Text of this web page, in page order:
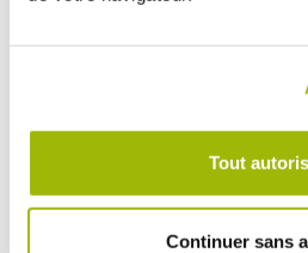
Tout
Continuer sans
+ Fabrication française
Vous pourriez
de